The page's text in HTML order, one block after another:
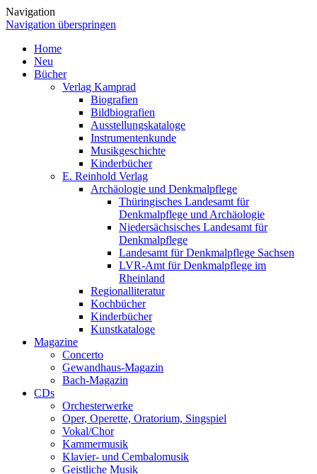
Navigation
Navigation überspringen
Home
Neu
Bücher
Verlag Kamprad
Biografien
Bildbiografien
Ausstellungskataloge
Instrumentenkunde
Musikgeschichte
Kinderbücher
E. Reinhold Verlag
Archäologie und Denkmalpflege
Thüringisches Landesamt für
Denkmalpflege und Archäologie
Niedersächsisches Landesamt für
Denkmalpflege
Landesamt für Denkmalpflege Sachsen
LVR-Amt für Denkmalpflege im
Rheinland
Regionalliteratur
Kochbücher
Kinderbücher
Kunstkataloge
Magazine
Concerto
Gewandhaus-Magazin
Bach-Magazin
CDs
Orchesterwerke
Oper, Operette, Oratorium, Singspiel
Vokal/Chor
Kammermusik
Klavier- und Cembalomusik
Geistliche Musik